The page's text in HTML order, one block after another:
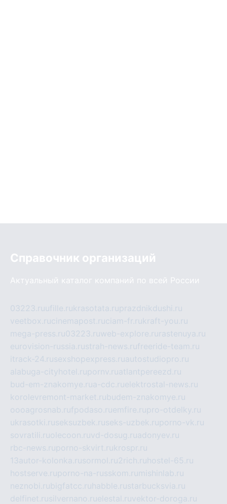
Справочник организаций
Актуальный каталог компаний по всей России
03223.ruufille.rukrasotata.ruprazdnikdushi.ru
veetbox.rucinemapost.ruciam-fr.rukraft-you.ru
mega-press.ru03223.ruweb-explore.ru rastenuya.ru
eurovision-russia.rustrah-news.rufreeride-team.ru
itrack-24.rusexshopexpress.ruautostudiopro.ru
alabuga-cityhotel.rupornv.ruatlantpereezd.ru
bud-em-znakomye.rua-cdc.ruelektrostal-news.ru
korolevremont-market.rubudem-znakomye.ru
oooagrosnab.rufpodaso.ruemfire.rupro-otdelky.ru
ukrasotki.ruseksuzbek.ruseks-uzbek.ruporno-vk.ru
sovratili.ruolecoon.ruvd-dosug.ruadonyev.ru
rbc-news.ruporno-skvirt.rukrospr.ru
13autor-kolonka.rusormol.ru2rich.ru hostel-65.ru
hostserve.ruporno-na-russkom.ru mishinlab.ru
neznobi.rubigfatcc.ru habble.rustarbucksvia.ru
delfinet.rusilvernano.ruelestal.ruvektor-doroga.ru